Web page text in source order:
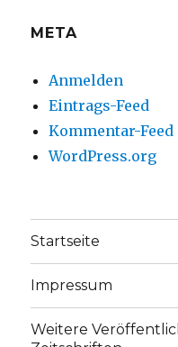
META
Anmelden
Eintrags-Feed
Kommentar-Feed
WordPress.org
Startseite
Impressum
Weitere